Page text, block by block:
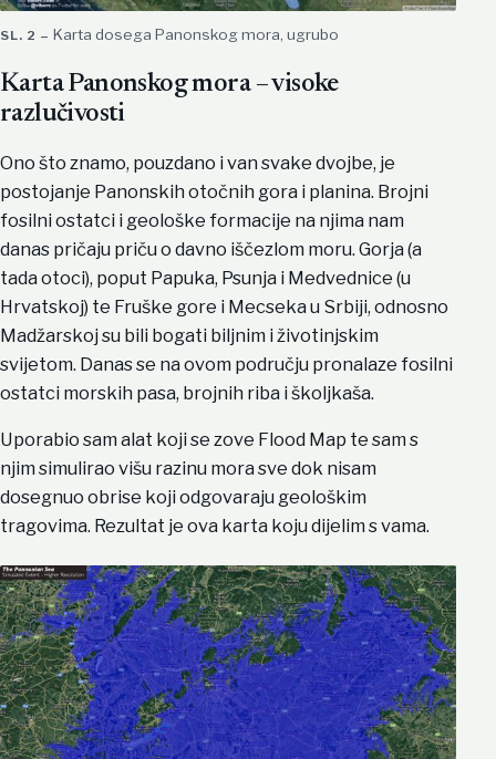
Karta dosega Panonskog mora, ugrubo
Karta Panonskog mora – visoke
razlučivosti
Ono što znamo, pouzdano i van svake dvojbe, je
postojanje Panonskih otočnih gora i planina. Brojni
fosilni ostatci i geološke formacije na njima nam
danas pričaju priču o davno iščezlom moru. Gorja (a
tada otoci), poput Papuka, Psunja i Medvednice (u
Hrvatskoj) te Fruške gore i Mecseka u Srbiji, odnosno
Madžarskoj su bili bogati biljnim i životinjskim
svijetom. Danas se na ovom području pronalaze fosilni
ostatci morskih pasa, brojnih riba i školjkaša.
Uporabio sam alat koji se zove Flood Map te sam s
njim simulirao višu razinu mora sve dok nisam
dosegnuo obrise koji odgovaraju geološkim
tragovima. Rezultat je ova karta koju dijelim s vama.